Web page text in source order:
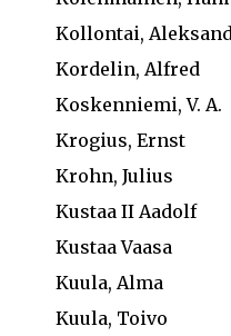
Kollontai,
Kordelin, Alfred
Koskenniemi, V. A.
Krogius, Ernst
Krohn, Julius
Kustaa II Aadolf
Kustaa Vaasa
Kuula, Alma
Kuula, Toivo